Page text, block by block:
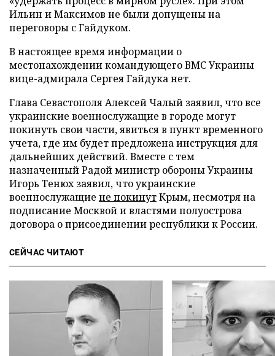
Ильин и Максимов не были допущены на
переговоры с Гайдуком.
В настоящее время информации о
местонахождении командующего ВМС Украины
вице-адмирала Сергея Гайдука нет.
Глава Севастополя Алексей Чалый заявил, что все
украинские военнослужащие в городе могут
покинуть свои части, явиться в пункт временного
учета, где им будет предложена инструкция для
дальнейших действий. Вместе с тем
назначенный Радой министр обороны Украины
Игорь Тенюх заявил, что украинские
военнослужащие не покинутКрым, несмотря на
подписание Москвой и властями полуострова
договора о присоединении республики к России.
СЕЙЧАС ЧИТАЮТ